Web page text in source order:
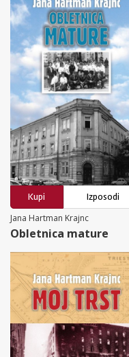
Kupi
Izposodi
Jana Hartman Krajnc
Obletnica mature